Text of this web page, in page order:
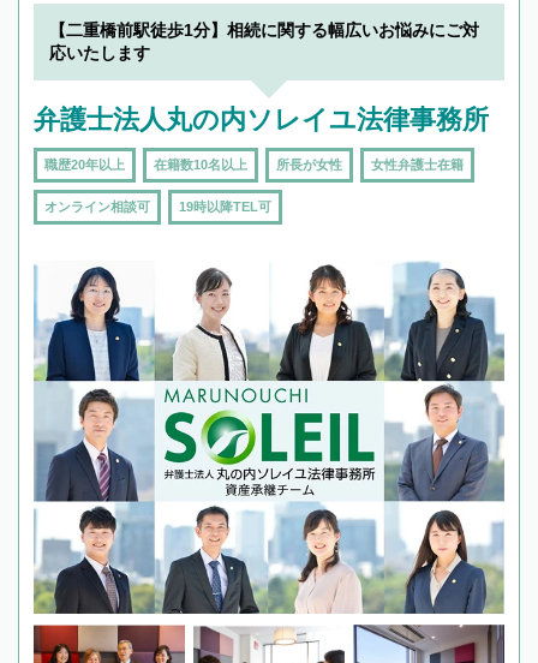
【二重橋前駅徒歩1分】相続に関する幅広いお悩みにご対
応いたします
弁護士法人丸の内ソレイユ法律事務所
職歴20年以上 在籍数10名以上 所長が女性 女性弁護士在籍
オンライン相談可 19時以降TEL可